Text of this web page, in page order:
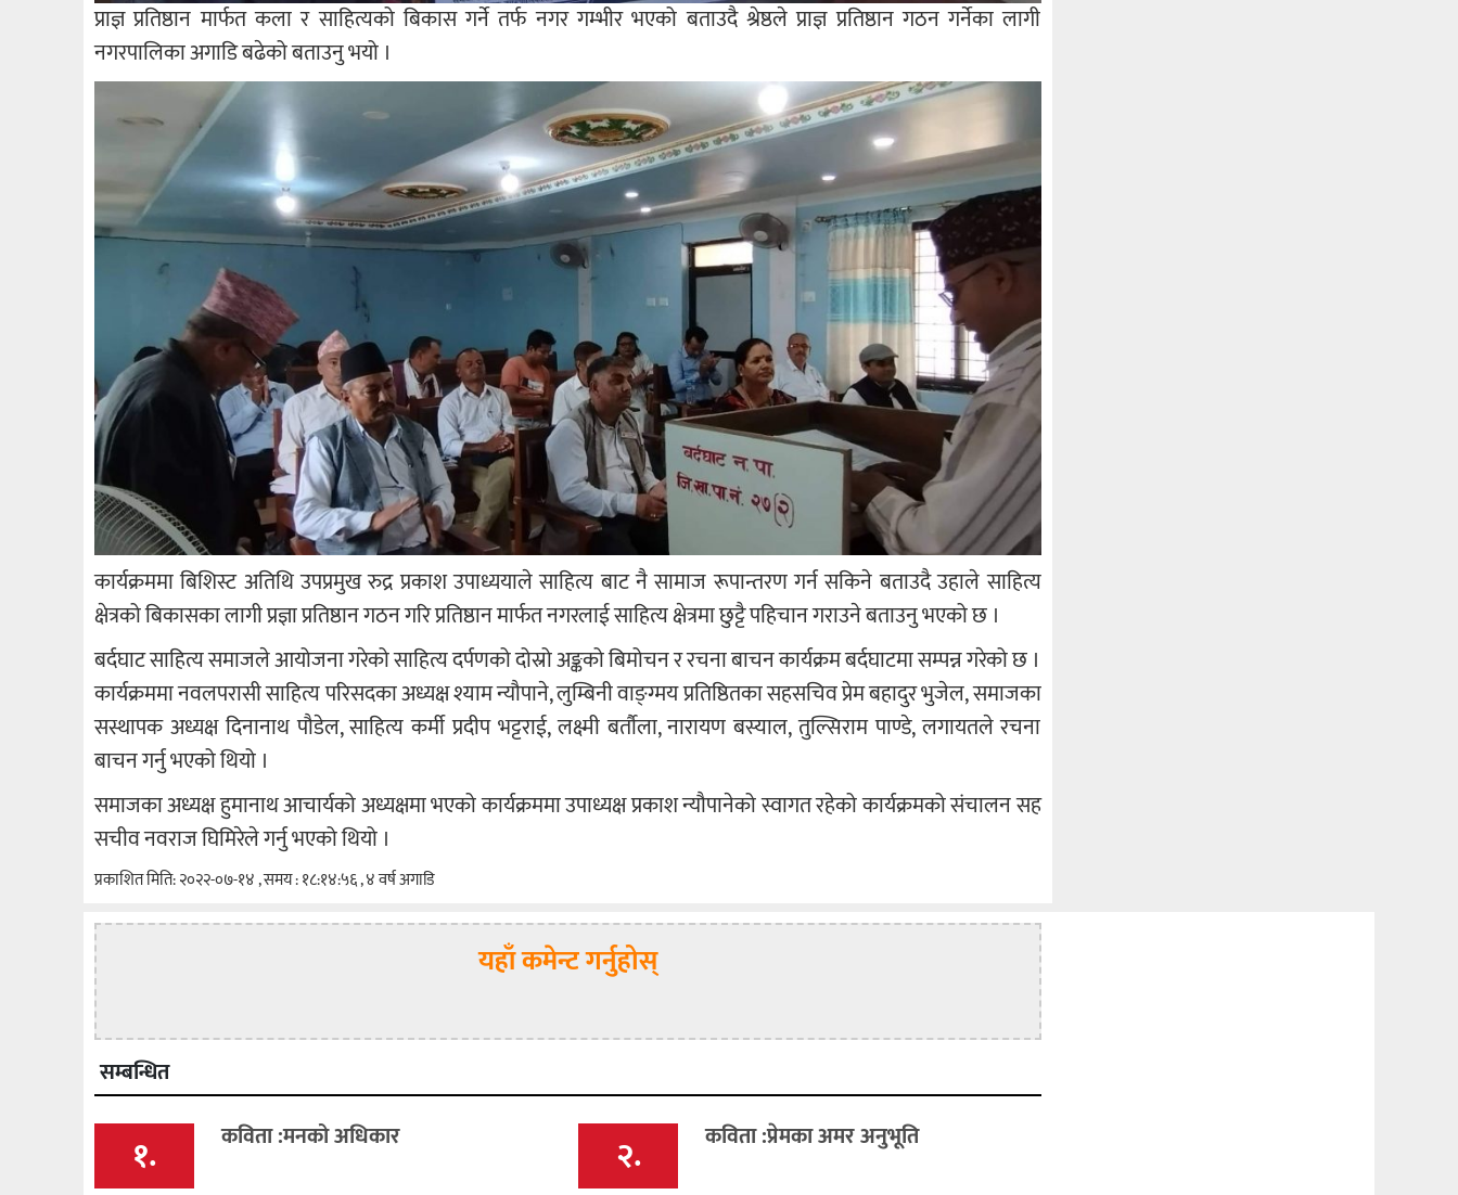
प्राज्ञ प्रतिष्ठान मार्फत कला र साहित्यको बिकास गर्ने तर्फ नगर गम्भीर भएको बताउदै श्रेष्ठले प्राज्ञ प्रतिष्ठान गठन गर्नेका लागी
नगरपालिका अगाडि बढेको बताउनु भयो ।
कार्यक्रममा बिशिस्ट अतिथि उपप्रमुख रुद्र प्रकाश उपाध्ययाले साहित्य बाट नै सामाज रूपान्तरण गर्न सकिने बताउदै उहाले साहित्य
क्षेत्रको बिकासका लागी प्रज्ञा प्रतिष्ठान गठन गरि प्रतिष्ठान मार्फत नगरलाई साहित्य क्षेत्रमा छुट्टै पहिचान गराउने बताउनु भएको छ ।
बर्दघाट साहित्य समाजले आयोजना गरेको साहित्य दर्पणको दोस्रो अङ्कको बिमोचन र रचना बाचन कार्यक्रम बर्दघाटमा सम्पन्न गरेको छ ।
कार्यक्रममा नवलपरासी साहित्य परिसदका अध्यक्ष श्याम न्यौपाने, लुम्बिनी वाङ्ग्मय प्रतिष्ठितका सहसचिव प्रेम बहादुर भुजेल, समाजका
सस्थापक अध्यक्ष दिनानाथ पौडेल, साहित्य कर्मी प्रदीप भट्टराई, लक्ष्मी बर्तौला, नारायण बस्याल, तुल्सिराम पाण्डे, लगायतले रचना
बाचन गर्नु भएको थियो ।
समाजका अध्यक्ष हुमानाथ आचार्यको अध्यक्षमा भएको कार्यक्रममा उपाध्यक्ष प्रकाश न्यौपानेको स्वागत रहेको कार्यक्रमको संचालन सह
सचीव नवराज घिमिरेले गर्नु भएको थियो ।
प्रकाशित मिति: २०२२-०७-१४ , समय : १८:१४:५६ , ४ वर्ष अगाडि
यहाँ कमेन्ट गर्नुहोस्
सम्बन्धित
१. कविता :मनको अधिकार २. कविता :प्रेमका अमर अनुभूति